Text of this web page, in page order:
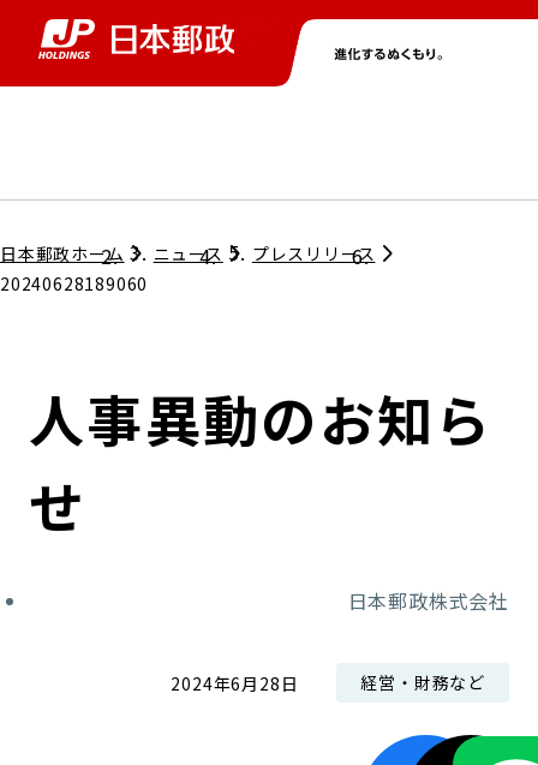
グループ情報トップ
コンプライアンス
ガバナンス
株主・投資家情報トップ
個人投資家のみなさまへ
株式情報
ニューストップ
サステナビリティトップ
担当役員メッセージ
サステナビリティマネジメント
採用情報トップ
日本郵政ホーム ニュース
プレスリリース
20240628189060
人事異動のお知ら
せ
日本郵政株式会社
2024年6月28日 経営・財務など